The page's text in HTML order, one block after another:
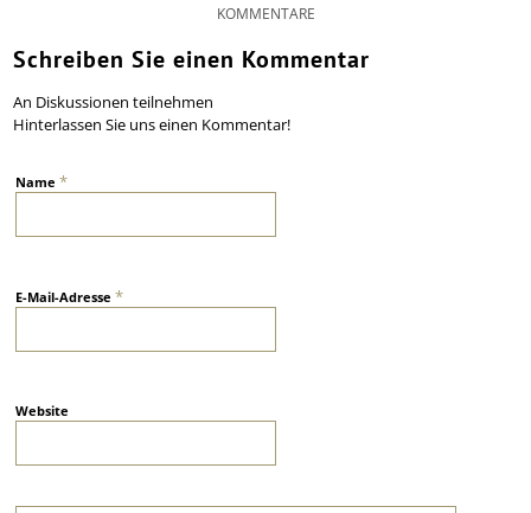
KOMMENTARE
Schreiben Sie einen Kommentar
An Diskussionen teilnehmen
Hinterlassen Sie uns einen Kommentar!
Name*
E-Mail-Adresse*
Website